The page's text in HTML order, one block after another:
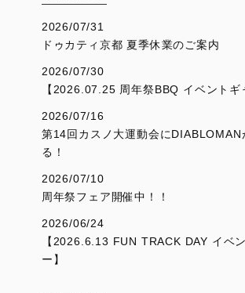
お問い合わせ
2026/07/31
ドゥカティ京都 夏季休業のご案内
2026/07/30
【2026.07.25 周年祭BBQ イベントギ
2026/07/16
第14回カスノ大運動会にDIABLOMAN
る！
2026/07/10
周年祭フェア開催中！！
2026/06/24
【2026.6.13 FUN TRACK DAY イベ
ー】